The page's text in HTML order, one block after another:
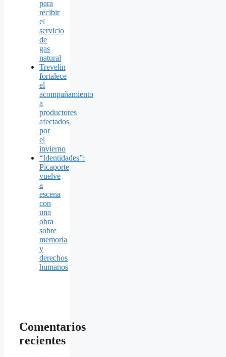
para
recibir
el
servicio
de
gas
natural
Trevelin
fortalece
el
acompañamiento
a
productores
afectados
por
el
invierno
“Identidades”:
Picaporte
vuelve
a
escena
con
una
obra
sobre
memoria
y
derechos
humanos
Comentarios
recientes